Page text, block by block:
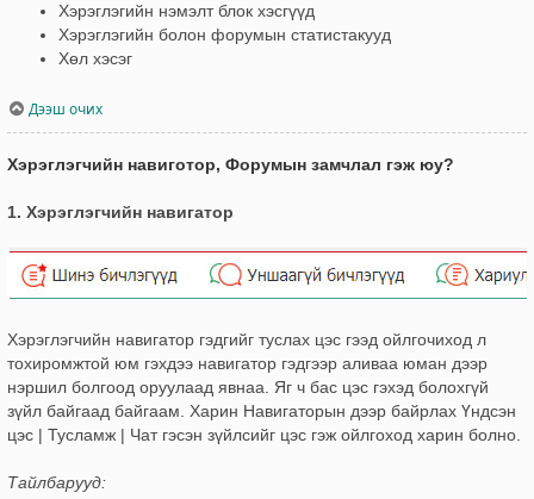
Хэрэглэгийн нэмэлт блок хэсгүүд
Хэрэглэгийн болон форумын статистакууд
Хөл хэсэг
Дээш очих
Хэрэглэгчийн навиготор, Форумын замчлал гэж юу?
1. Хэрэглэгчийн навигатор
Хэрэглэгчийн навигатор гэдгийг туслах цэс гээд ойлгочиход л
тохиромжтой юм гэхдээ навигатор гэдгээр аливаа юман дээр
нэршил болгоод оруулаад явнаа. Яг ч бас цэс гэхэд болохгүй
зүйл байгаад байгаам. Харин Навигаторын дээр байрлах Үндсэн
цэс | Тусламж | Чат гэсэн зүйлсийг цэс гэж ойлгоход харин болно.
Тайлбарууд: